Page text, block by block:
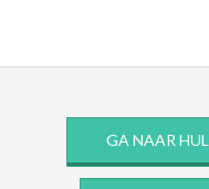
GA NAAR